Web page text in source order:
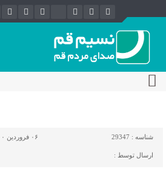
شناسه : 29347 ۰۶ فروردین ۱۴۰۰ - ۱۵:۴۵
ارسال توسط :